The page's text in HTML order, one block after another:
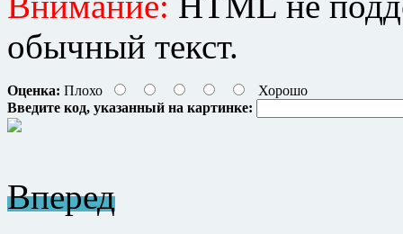
обычный текст.
Оценка: Плохо
Хорошо
Введите код, указанный на картинке:
Вперед